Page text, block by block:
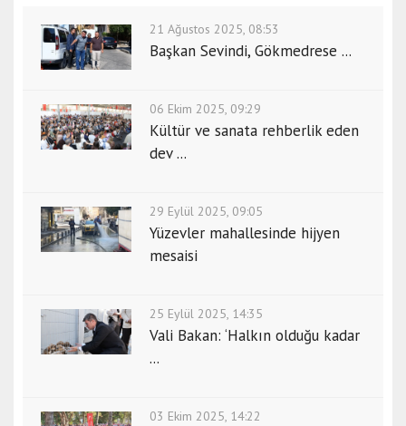
21 Ağustos 2025, 08:53
Başkan Sevindi, Gökmedrese ...
06 Ekim 2025, 09:29
Kültür ve sanata rehberlik eden
dev ...
29 Eylül 2025, 09:05
Yüzevler mahallesinde hijyen
mesaisi
25 Eylül 2025, 14:35
Vali Bakan: ‘Halkın olduğu kadar
...
03 Ekim 2025, 14:22